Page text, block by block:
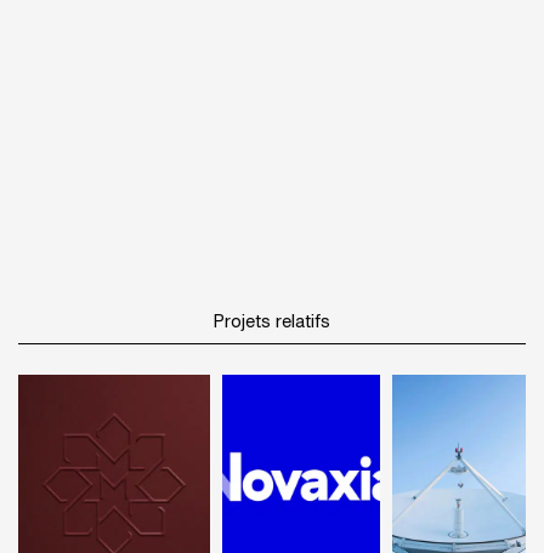
Projets relatifs